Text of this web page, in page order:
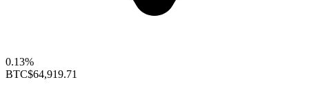
0.13%
BTC$64,919.71